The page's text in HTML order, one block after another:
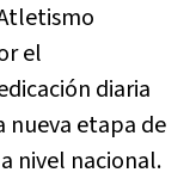
el
diaria
nueva etapa de
nivel nacional.